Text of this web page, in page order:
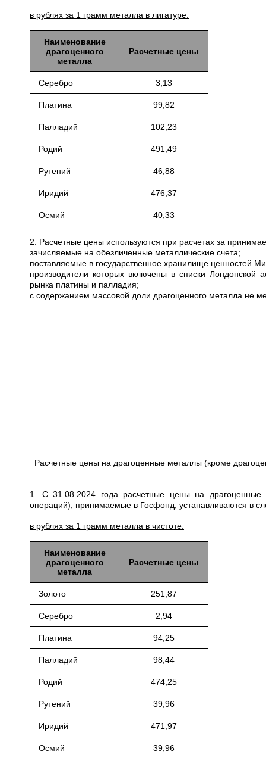
в рублях за 1 грамм металла в лигатуре:
Наименование
драгоценного
металла
Расчетные цены
Серебро 3,13
Платина 99,82
Палладий 102,23
Родий 491,49
Рутений 46,88
Иридий 476,37
Осмий 40,33
2. Расчетные цены используются при расчетах за
зачисляемые на обезличенные металлические счета;
поставляемые в государственное хранилище ценностей
производители которых включены в списки Лондонской
рынка платины и палладия;
с содержанием массовой доли драгоценного металла не
Расчетные цены на драгоценные металлы (кроме
1. С 31.08.2024 года расчетные цены на драгоценные
операций), принимаемые в Госфонд, устанавливаются в
в рублях за 1 грамм металла в чистоте:
Наименование
драгоценного
металла
Расчетные цены
Золото 251,87
Серебро 2,94
Платина 94,25
Палладий 98,44
Родий 474,25
Рутений 39,96
Иридий 471,97
Осмий 39,96